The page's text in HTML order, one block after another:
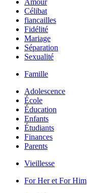
Amour
Célibat
fiancailles
Fidélité
Mariage
Séparation
Sexualité
Famille
Adolescence
École
Éducation
Enfants
Étudiants
Finances
Parents
Vieillesse
For Her et For Him